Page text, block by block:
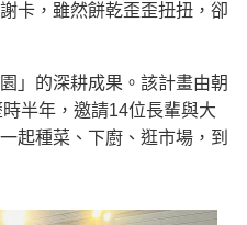
卡，雖然餅乾歪歪扭扭，卻
」的深耕成果。該計畫由朝
半年，邀請14位長輩與大
起種菜、下廚、逛市場，到